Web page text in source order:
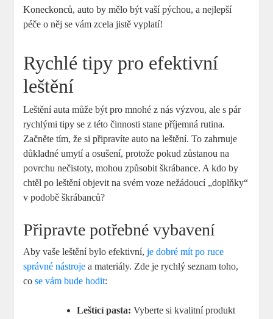
Koneckonců, auto by mělo být vaší pýchou, a nejlepší
péče o něj se vám zcela jistě vyplatí!
Rychlé tipy pro efektivní
leštění
Leštění auta může být pro mnohé z nás výzvou, ale s pár
rychlými tipy se z této činnosti stane příjemná rutina.
Začněte tím, že si připravíte auto na leštění. To zahrnuje
důkladné umytí a osušení, protože pokud zůstanou na
povrchu nečistoty, mohou způsobit škrábance. A kdo by
chtěl po leštění objevit na svém voze nežádoucí „doplňky“
v podobě škrábanců?
Připravte potřebné vybavení
Aby vaše leštění bylo efektivní,je dobré mít po ruce
správné nástroje a materiály. Zde je rychlý seznam toho,
cose vám bude hodit:
Leštící pasta: Vyberte si kvalitní produkt